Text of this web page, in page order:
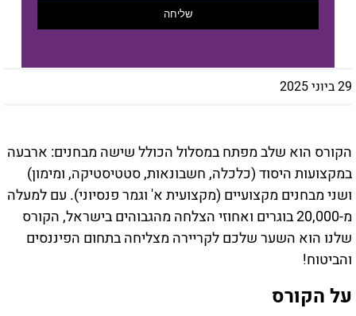
שליחה
29 ביוני 2025
הקורס הוא שלב מפתח במסלול הכולל שישה מבחנים: ארבעה
במקצועות היסוד (כלכלה, חשבונאות, סטטיסטיקה, ומימון)
ושני מבחנים מקצועיים (מקצועית א' וגמר פנסיוני). עם למעלה
מ-20,000 בוגרים ואחוזי הצלחה מהגבוהים בישראל, הקורס
שלנו הוא השער שלכם לקריירה מצליחה בתחום הפיננסים
והביטוח!
על הקורס